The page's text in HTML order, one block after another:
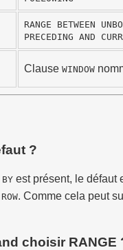
RANGE BETWEEN
PRECEDING AND
Clause WINDOW
?
BY est présent, le défaut
. Comme cela peut
choisir RANGE